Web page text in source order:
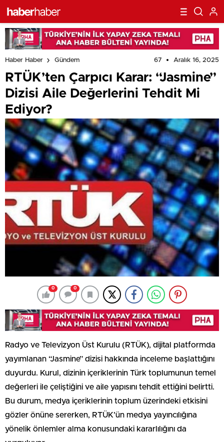
Haber Haber Gündem 67 Aralık 16, 2025
RTÜK’ten Çarpıcı Karar: “Jasmine”
Dizisi Aile Değerlerini Tehdit Mi
Ediyor?
0 0
Radyo ve Televizyon Üst Kurulu (RTÜK), dijital platformda
yayımlanan “Jasmine” dizisi hakkında inceleme başlattığını
duyurdu. Kurul, dizinin içeriklerinin Türk toplumunun temel
değerleri ile çeliştiğini ve aile yapısını tehdit ettiğini belirtti.
Bu durum, medya içeriklerinin toplum üzerindeki etkisini
gözler önüne sererken, RTÜK’ün medya yayıncılığına
yönelik önlemler alma konusundaki kararlılığını da